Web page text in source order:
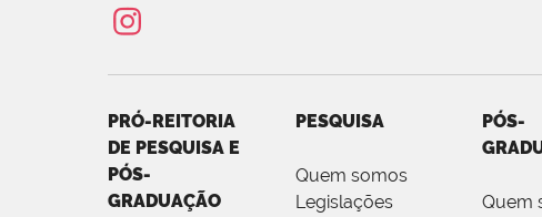
PRÓ-REITORIA
DE PESQUISA E
PÓS-
GRADUAÇÃO
PESQUISA
Quem somos
Legislações
PÓS-
Quem